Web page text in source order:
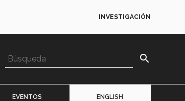
INVESTIGACIÓN
search
EVENTOS ENGLISH